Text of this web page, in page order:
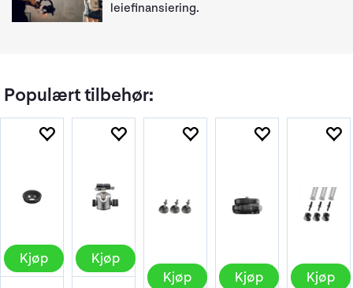
leiefinansiering.
Populært tilbehør:
Kjøp Kjøp
Kjøp Kjøp Kjøp